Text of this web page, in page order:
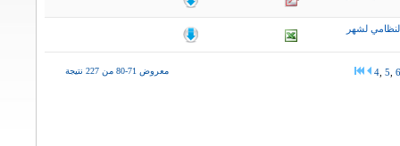
لشهر
معروض 71-80 من 227 نتيجة 4 5 6